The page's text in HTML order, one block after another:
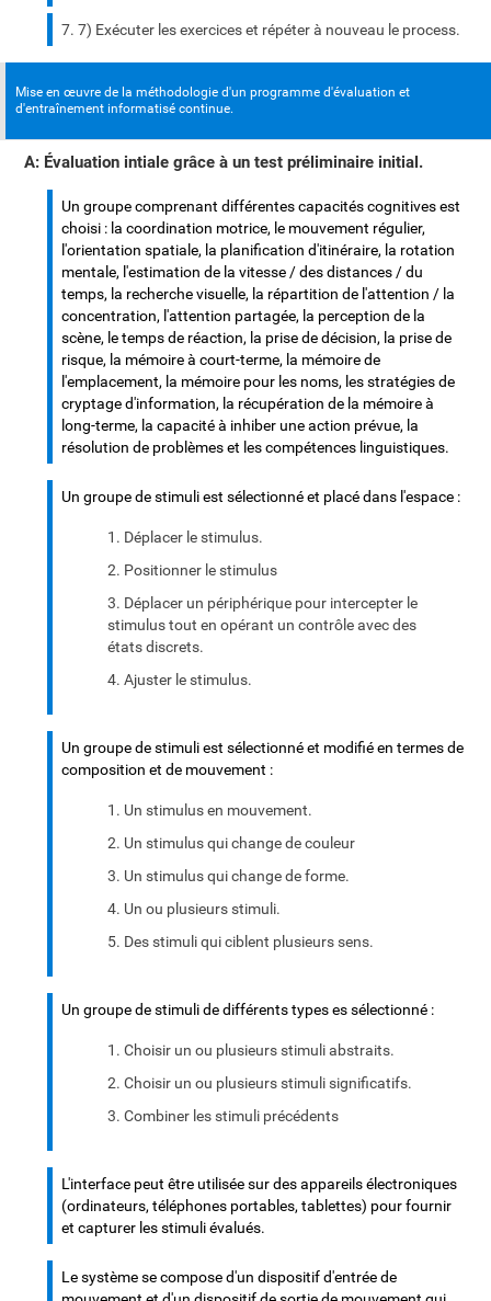
7) Exécuter les exercices et répéter à nouveau le process.
Mise en œuvre de la méthodologie d'un programme d'évaluation et
d'entraînement informatisé continue.
A: Évaluation intiale grâce à un test préliminaire initial.
Un groupe comprenant différentes capacités cognitives est
choisi : la coordination motrice, le mouvement régulier,
l'orientation spatiale, la planification d'itinéraire, la rotation
mentale, l'estimation de la vitesse / des distances / du
temps, la recherche visuelle, la répartition de l'attention / la
concentration, l'attention partagée, la perception de la
scène, le temps de réaction, la prise de décision, la prise de
risque, la mémoire à court-terme, la mémoire de
l'emplacement, la mémoire pour les noms, les stratégies de
cryptage d'information, la récupération de la mémoire à
long-terme, la capacité à inhiber une action prévue, la
résolution de problèmes et les compétences linguistiques.
Un groupe de stimuli est sélectionné et placé dans l'espace :
Déplacer le stimulus.
Positionner le stimulus
Déplacer un périphérique pour intercepter le
stimulus tout en opérant un contrôle avec des
états discrets.
Ajuster le stimulus.
Un groupe de stimuli est sélectionné et modifié en termes de
composition et de mouvement :
Un stimulus en mouvement.
Un stimulus qui change de couleur
Un stimulus qui change de forme.
Un ou plusieurs stimuli.
Des stimuli qui ciblent plusieurs sens.
Un groupe de stimuli de différents types es sélectionné :
Choisir un ou plusieurs stimuli abstraits.
Choisir un ou plusieurs stimuli significatifs.
Combiner les stimuli précédents
L'interface peut être utilisée sur des appareils électroniques
(ordinateurs, téléphones portables, tablettes) pour fournir
et capturer les stimuli évalués.
Le système se compose d'un dispositif d'entrée de